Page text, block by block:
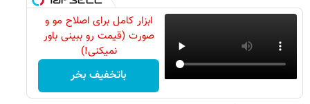
ابزار کامل برای اصلاح مو و
صورت (قیمت رو ببینی باور
نمیکنی!)
باتخفیف بخر